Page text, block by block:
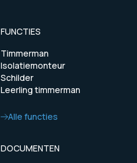
FUNCTIES
Timmerman
Isolatiemonteur
Schilder
Leerling timmerman
Alle functies
DOCUMENTEN